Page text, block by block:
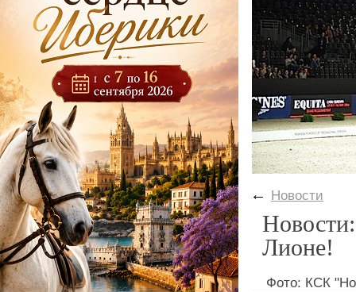
← Новости
Лионе!
Фото: КСК